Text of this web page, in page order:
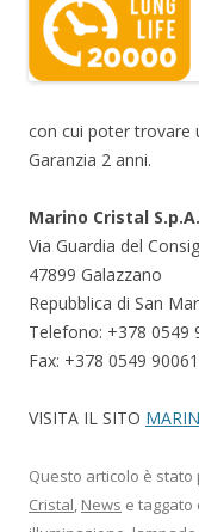
con cui poter trovare
Garanzia 2 anni.
Marino Cristal S.p.A.
Via Guardia del
47899 Galazzano
Repubblica di San
Telefono: +378 0549
Fax: +378 0549
VISITA IL SITO
Questo articolo è stato
Cristal, News e taggato